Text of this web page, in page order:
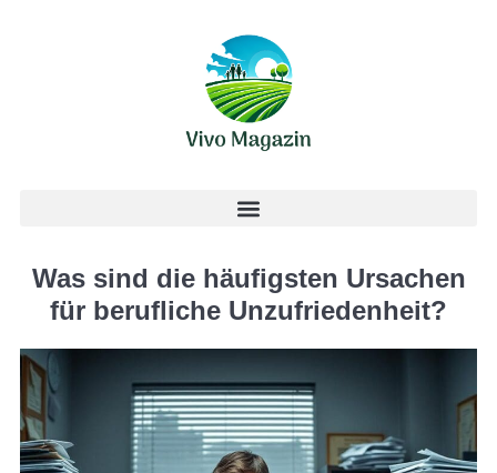
Was sind die häufigsten Ursachen
für berufliche Unzufriedenheit?